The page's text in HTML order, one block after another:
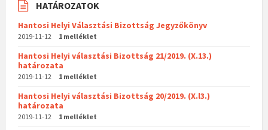
HATÁROZATOK
Hantosi Helyi Választási Bizottság Jegyzőkönyv
2019-11-12 1 melléklet
Hantosi Helyi választási Bizottság 21/2019. (X.13.)
határozata
2019-11-12 1 melléklet
Hantosi Helyi választási Bizottság 20/2019. (X.l3.)
határozata
2019-11-12 1 melléklet